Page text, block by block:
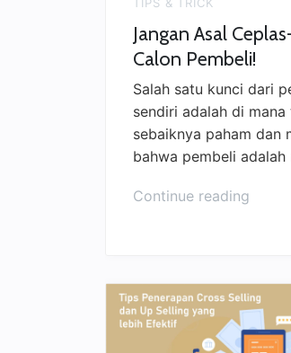
Jangan Asal
Calon Pembeli!
Salah satu kunci dari
sendiri adalah di
sebaiknya paham dan
bahwa pembeli adalah
Continue reading